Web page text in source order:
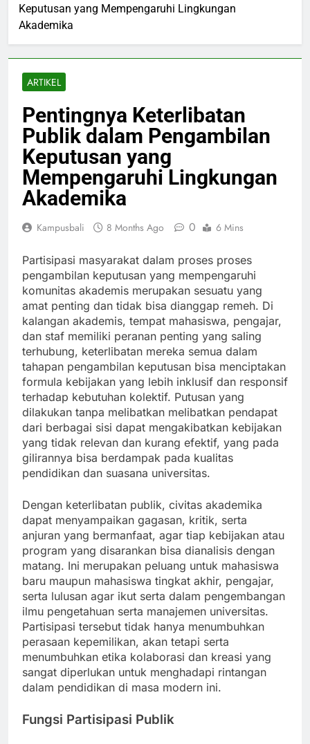
Keputusan yang Mempengaruhi Lingkungan
Akademika
ARTIKEL
Pentingnya Keterlibatan
Publik dalam Pengambilan
Keputusan yang
Mempengaruhi Lingkungan
Akademika
Kampusbali 8 Months Ago 0 6 Mins
Partisipasi masyarakat dalam proses proses
pengambilan keputusan yang mempengaruhi
komunitas akademis merupakan sesuatu yang
amat penting dan tidak bisa dianggap remeh. Di
kalangan akademis, tempat mahasiswa, pengajar,
dan staf memiliki peranan penting yang saling
terhubung, keterlibatan mereka semua dalam
tahapan pengambilan keputusan bisa menciptakan
formula kebijakan yang lebih inklusif dan responsif
terhadap kebutuhan kolektif. Putusan yang
dilakukan tanpa melibatkan melibatkan pendapat
dari berbagai sisi dapat mengakibatkan kebijakan
yang tidak relevan dan kurang efektif, yang pada
gilirannya bisa berdampak pada kualitas
pendidikan dan suasana universitas.
Dengan keterlibatan publik, civitas akademika
dapat menyampaikan gagasan, kritik, serta
anjuran yang bermanfaat, agar tiap kebijakan atau
program yang disarankan bisa dianalisis dengan
matang. Ini merupakan peluang untuk mahasiswa
baru maupun mahasiswa tingkat akhir, pengajar,
serta lulusan agar ikut serta dalam pengembangan
ilmu pengetahuan serta manajemen universitas.
Partisipasi tersebut tidak hanya menumbuhkan
perasaan kepemilikan, akan tetapi serta
menumbuhkan etika kolaborasi dan kreasi yang
sangat diperlukan untuk menghadapi rintangan
dalam pendidikan di masa modern ini.
Fungsi Partisipasi Publik